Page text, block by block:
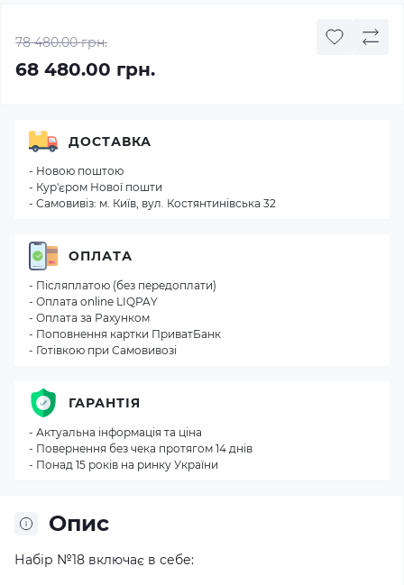
78 480.00 грн.
68 480.00 грн.
Опис
Набір №18 включає в себе:
ДОСТАВКА
- Новою поштою
- Кур'єром Нової пошти
- Самовивіз: м. Київ, вул. Костянтинівська 32
ОПЛАТА
- Післяплатою (без передоплати)
- Оплата online LIQPAY
- Оплата за Рахунком
- Поповнення картки ПриватБанк
- Готівкою при Самовивозі
ГАРАНТІЯ
- Актуальна інформація та ціна
- Повернення без чека протягом 14 днів
- Понад 15 років на ринку України